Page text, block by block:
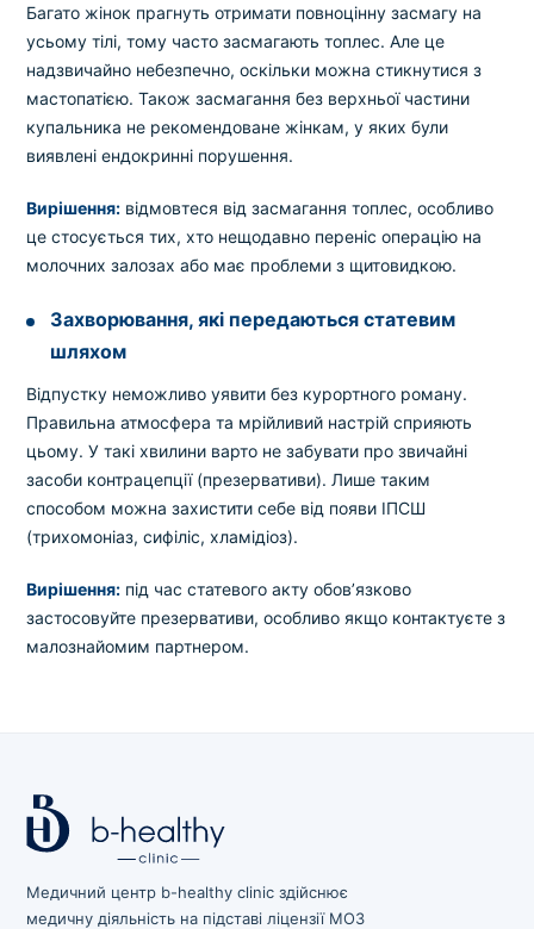
Багато жінок прагнуть отримати повноцінну засмагу на
усьому тілі, тому часто засмагають топлес. Але це
надзвичайно небезпечно, оскільки можна стикнутися з
мастопатією. Також засмагання без верхньої частини
купальника не рекомендоване жінкам, у яких були
виявлені ендокринні порушення.
Вирішення: відмовтеся від засмагання топлес, особливо
це стосується тих, хто нещодавно переніс операцію на
молочних залозах або має проблеми з щитовидкою.
Захворювання, які передаються статевим
шляхом
Відпустку неможливо уявити без курортного роману.
Правильна атмосфера та мрійливий настрій сприяють
цьому. У такі хвилини варто не забувати про звичайні
засоби контрацепції (презервативи). Лише таким
способом можна захистити себе від появи ІПСШ
(трихомоніаз, сифіліс, хламідіоз).
Вирішення: під час статевого акту обов’язково
застосовуйте презервативи, особливо якщо контактуєте з
малознайомим партнером.
Медичний центр b-healthy clinic здійснює
медичну діяльність на підставі ліцензії МОЗ